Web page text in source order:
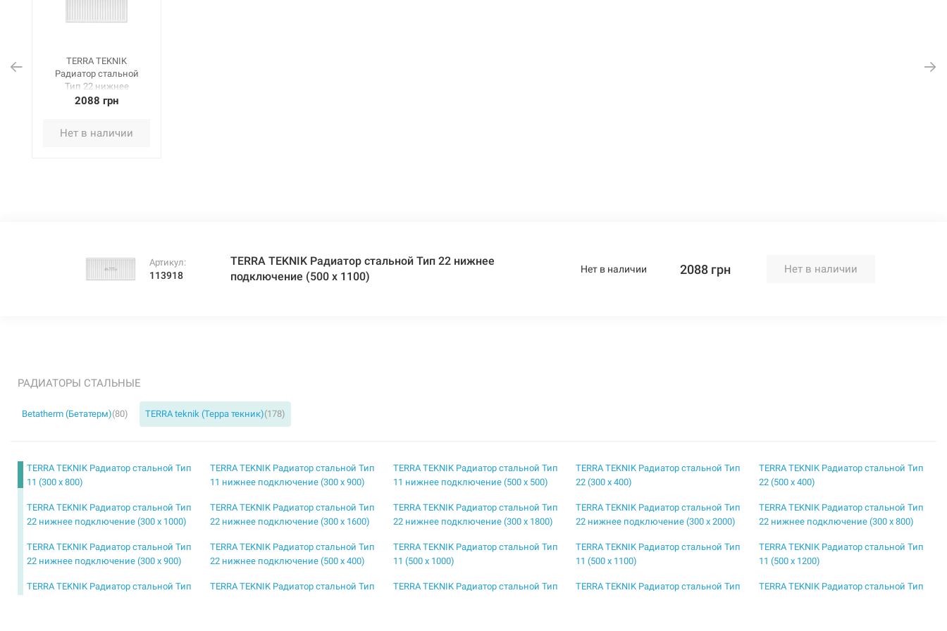
TERRA TEKNIK
Радиатор стальной
Тип 22 нижнее
подключение (500 x
2088 грн
Нет в наличии
Артикул:
113918
TERRA TEKNIK Радиатор стальной Тип 22 нижнее
подключение (500 x 1100)
Нет в наличии 2088 грн Нет в наличии
РАДИАТОРЫ СТАЛЬНЫЕ
Betatherm (Бетатерм)(80) TERRA teknik (Терра текник)(178)
TERRA TEKNIK Радиатор стальной Тип
11 (300 x 800)
TERRA TEKNIK Радиатор стальной Тип
11 нижнее подключение (300 x 900)
TERRA TEKNIK Радиатор стальной Тип
11 нижнее подключение (500 x 500)
TERRA TEKNIK Радиатор стальной Тип
22 (300 x 400)
TERRA TEKNIK Радиатор стальной Тип
22 (500 x 400)
TERRA TEKNIK Радиатор стальной Тип
22 нижнее подключение (300 x 1000)
TERRA TEKNIK Радиатор стальной Тип
22 нижнее подключение (300 x 1600)
TERRA TEKNIK Радиатор стальной Тип
22 нижнее подключение (300 x 1800)
TERRA TEKNIK Радиатор стальной Тип
22 нижнее подключение (300 x 2000)
TERRA TEKNIK Радиатор стальной Тип
22 нижнее подключение (300 x 800)
TERRA TEKNIK Радиатор стальной Тип
22 нижнее подключение (300 x 900)
TERRA TEKNIK Радиатор стальной Тип
22 нижнее подключение (500 x 400)
TERRA TEKNIK Радиатор стальной Тип
11 (500 x 1000)
TERRA TEKNIK Радиатор стальной Тип
11 (500 x 1100)
TERRA TEKNIK Радиатор стальной Тип
11 (500 x 1200)
TERRA TEKNIK Радиатор стальной Тип
TERRA TEKNIK Радиатор стальной Тип
TERRA TEKNIK Радиатор стальной Тип
TERRA TEKNIK Радиатор стальной Тип
TERRA TEKNIK Радиатор стальной Тип